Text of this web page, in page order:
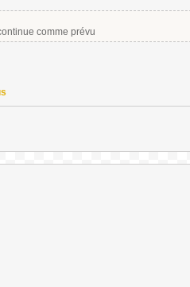
comme prévu